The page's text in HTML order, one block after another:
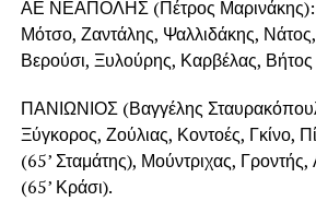
ΑΕ ΝΕΑΠΟΛΗΣ (Πέτρος Μαρινάκης):
Μότσο, Ζαντάλης, Ψαλλιδάκης,
Βερούσι, Ξυλούρης, Καρβέλας,
ΠΑΝΙΩΝΙΟΣ (Βαγγέλης
Ξύγκορος, Ζούλιας, Κοντοές, Γκίνο,
(65’ Σταμάτης), Μούντριχας,
(65’ Κράσι).